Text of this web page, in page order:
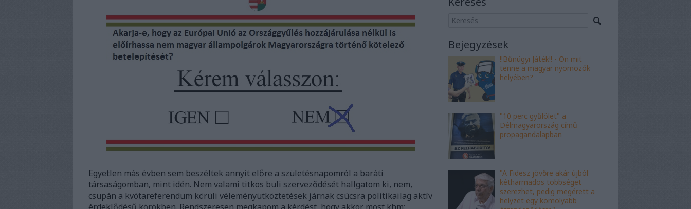
Egyetlen más évben sem beszéltek annyit előre a születésnapomról a baráti
társaságomban, mint idén. Nem valami titkos buli szerveződését hallgatom ki, nem,
csupán a kvótareferendum körüli véleményütköztetések járnak csúcsra politikailag aktív
Bejegyzések
!!Bűnügyi Játék!! - Ön mit
tenne a magyar nyomozók
helyében?
"10 perc gyűlölet" a
Délmagyarország című
propagandalapban
"A Fidesz jövőre akár újból
kétharmados többséget
szerezhet, pedig megérett a
helyzet egy komolyabb